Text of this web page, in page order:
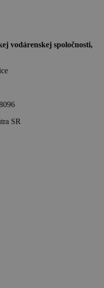
vodárenskej spoločnosti,
SR